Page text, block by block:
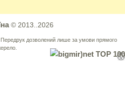
© 2013..2026
Передрук дозволений лише за умови прямого